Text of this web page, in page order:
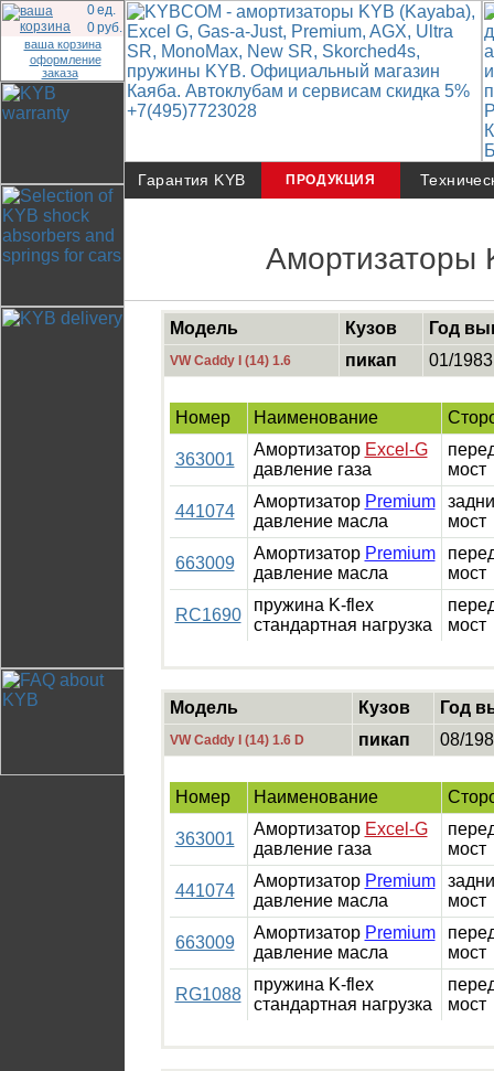
0ед.
0руб.
ваша корзина
оформление
заказа
Гарантия KYB ПРОДУКЦИЯ
Амортизаторы
Модель Кузов Год
VW Caddy I (14) 1.6 пикап 01/
Номер Наименование
363001
Амортизатор Excel-G
давление газа
мост
441074
Амортизатор Premium
давление масла
мост
663009
Амортизатор Premium
давление масла
мост
RC1690
пружина K-flex
стандартная нагрузка
мост
Модель Кузов Год
VW Caddy I (14) 1.6 D пикап 08/
Номер Наименование
363001
Амортизатор Excel-G
давление газа
мост
441074
Амортизатор Premium
давление масла
мост
663009
Амортизатор Premium
давление масла
мост
RG1088
пружина K-flex
стандартная нагрузка
мост